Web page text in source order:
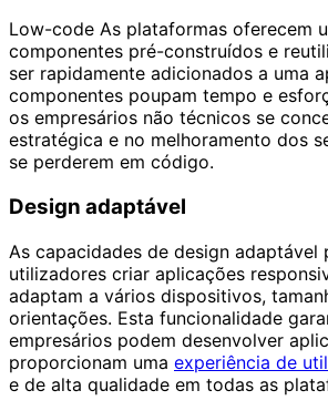
Low-code As plataformas oferecem
componentes pré-construídos e
ser rapidamente adicionados a uma
componentes poupam tempo e
os empresários não técnicos se
estratégica e no melhoramento dos
se perderem em código.
Design adaptável
As capacidades de design adaptável
utilizadores criar aplicações
adaptam a vários dispositivos,
orientações. Esta funcionalidade
empresários podem desenvolver
proporcionam uma experiência de
e de alta qualidade em todas as